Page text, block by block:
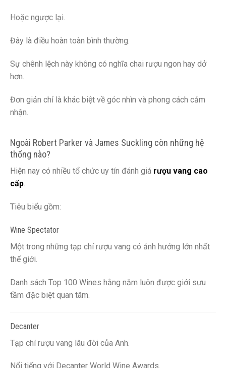
Hoặc ngược lại.
Đây là điều hoàn toàn bình thường.
Sự chênh lệch này không có nghĩa chai rượu ngon hay dở
hơn.
Đơn giản chỉ là khác biệt về góc nhìn và phong cách cảm
nhận.
Ngoài Robert Parker và James Suckling còn những hệ
thống nào?
Hiện nay có nhiều tổ chức uy tín đánh giá rượu vang cao
cấp.
Tiêu biểu gồm:
Wine Spectator
Một trong những tạp chí rượu vang có ảnh hưởng lớn nhất
thế giới.
Danh sách Top 100 Wines hằng năm luôn được giới sưu
tầm đặc biệt quan tâm.
Decanter
Tạp chí rượu vang lâu đời của Anh.
Nổi tiếng với Decanter World Wine Awards.